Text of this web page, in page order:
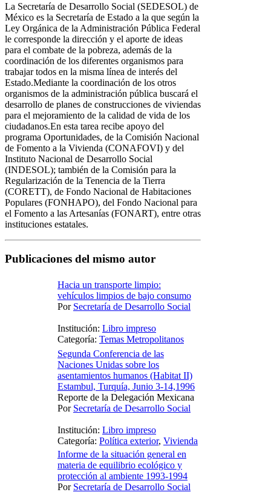
La Secretaría de Desarrollo Social (SEDESOL) de
México es la Secretaría de Estado a la que según la
Ley Orgánica de la Administración Pública Federal
le corresponde la dirección y el aporte de ideas
para el combate de la pobreza, además de la
coordinación de los diferentes organismos para
trabajar todos en la misma línea de interés del
Estado.Mediante la coordinación de los otros
organismos de la administración pública buscará el
desarrollo de planes de construcciones de viviendas
para el mejoramiento de la calidad de vida de los
ciudadanos.En esta tarea recibe apoyo del
programa Oportunidades, de la Comisión Nacional
de Fomento a la Vivienda (CONAFOVI) y del
Instituto Nacional de Desarrollo Social
(INDESOL); también de la Comisión para la
Regularización de la Tenencia de la Tierra
(CORETT), de Fondo Nacional de Habitaciones
Populares (FONHAPO), del Fondo Nacional para
el Fomento a las Artesanías (FONART), entre otras
instituciones estatales.
Publicaciones del mismo autor
Hacia un transporte limpio:
vehículos limpios de bajo consumo
Por Secretaría de Desarrollo Social
Institución: Libro impreso
Categoría: Temas Metropolitanos
Segunda Conferencia de las
Naciones Unidas sobre los
asentamientos humanos (Habitat II)
Estambul, Turquía, Junio 3-14,1996
Reporte de la Delegación Mexicana
Por Secretaría de Desarrollo Social
Institución: Libro impreso
Categoría: Política exterior, Vivienda
Informe de la situación general en
materia de equilibrio ecológico y
protección al ambiente 1993-1994
Por Secretaría de Desarrollo Social